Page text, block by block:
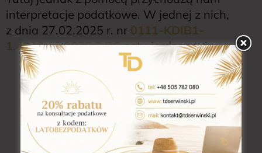
interpretacje podatkowe. W jednej z nich,
z dnia 27.02.2025 r. nr 0111-KDIB1-
1.4010.16.2025.2.BSpotwierdzono, że:
„Uwzględniając zatem okoliczność,
że przekazywane darowizny
wywierają ww. pozytywny wpływ
na prowadzoną przez Państwa
działalność gospodarczą,